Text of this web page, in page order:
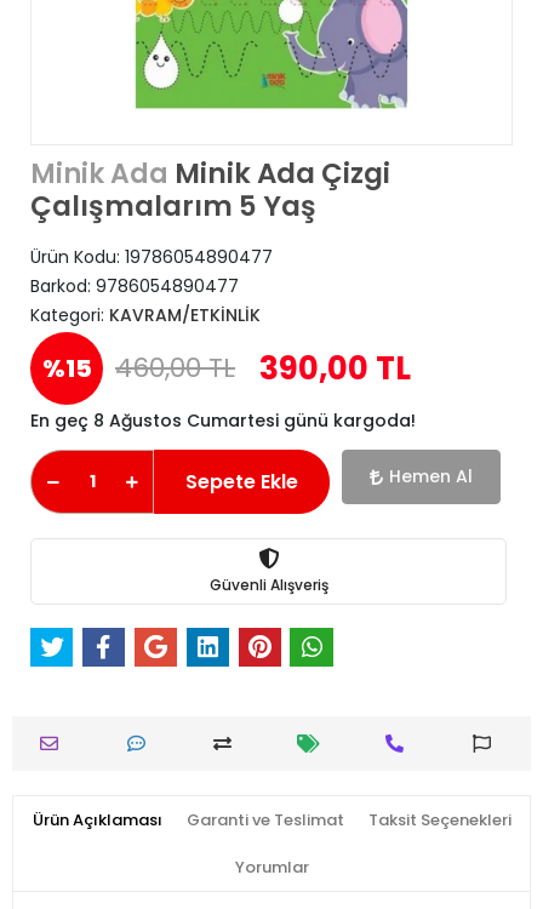
Minik Ada Minik Ada Çizgi
Çalışmalarım 5 Yaş
Ürün Kodu: 19786054890477
Barkod: 9786054890477
Kategori: KAVRAM/ETKİNLİK
%15 460,00 TL 390,00 TL
En geç 8 Ağustos Cumartesi günü kargoda!
Sepete Ekle Hemen Al
Güvenli Alışveriş
Ürün Açıklaması Garanti ve Teslimat Taksit Seçenekleri
Yorumlar